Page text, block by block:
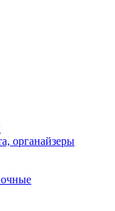
органайзеры